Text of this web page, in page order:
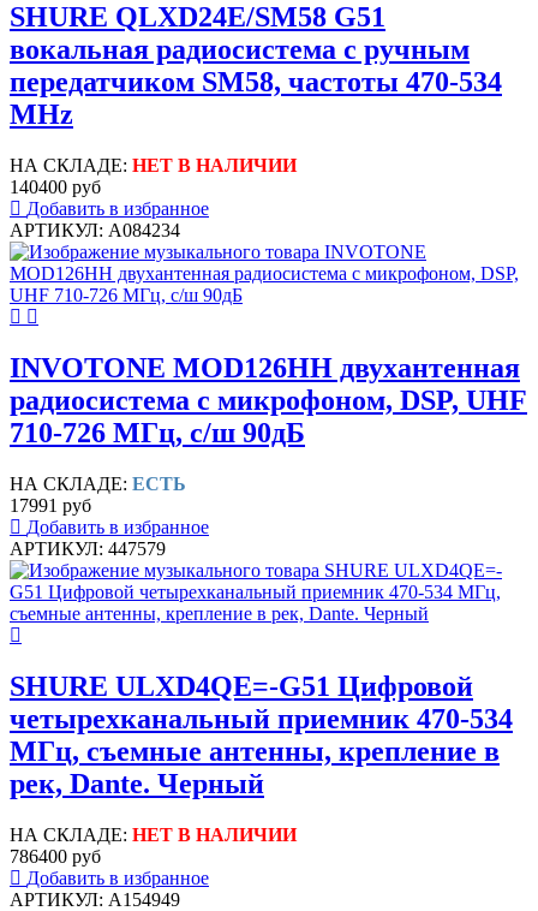
SHURE QLXD24E/SM58 G51
вокальная радиосистема с ручным
передатчиком SM58, частоты 470-534
MHz
НА СКЛАДЕ: НЕТ В НАЛИЧИИ
140400 руб
Добавить в избранное
АРТИКУЛ: A084234
INVOTONE MOD126HH двухантенная
радиосистема с микрофоном, DSP, UHF
710-726 МГц, с/ш 90дБ
НА СКЛАДЕ: ЕСТЬ
17991 руб
Добавить в избранное
АРТИКУЛ: 447579
SHURE ULXD4QE=-G51 Цифровой
четырехканальный приемник 470-534
МГц, съемные антенны, крепление в
рек, Dante. Черный
НА СКЛАДЕ: НЕТ В НАЛИЧИИ
786400 руб
Добавить в избранное
АРТИКУЛ: A154949